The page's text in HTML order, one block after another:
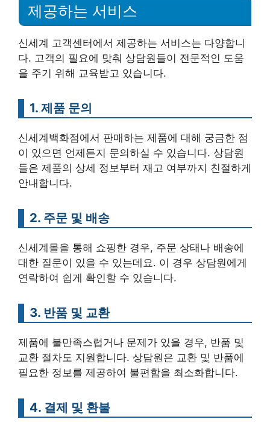
제공하는 서비스
신세계 고객센터에서 제공하는 서비스는 다양합니
다. 고객의 필요에 맞춰 상담원들이 전문적인 도움
을 주기 위해 교육받고 있습니다.
1. 제품 문의
신세계백화점에서 판매하는 제품에 대해 궁금한 점
이 있으면 언제든지 문의하실 수 있습니다. 상담원
들은 제품의 상세 정보부터 재고 여부까지 친절하게
안내합니다.
2. 주문 및 배송
신세계몰을 통해 쇼핑한 경우, 주문 상태나 배송에
대한 질문이 있을 수 있는데요. 이 경우 상담원에게
연락하여 쉽게 확인할 수 있습니다.
3. 반품 및 교환
제품에 불만족스럽거나 문제가 있을 경우, 반품 및
교환 절차도 지원합니다. 상담원은 교환 및 반품에
필요한 정보를 제공하여 불편함을 최소화합니다.
4. 결제 및 환불